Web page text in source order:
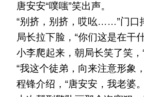
唐安安“噗嗤”笑出声。
“别挤，别挤，哎吆……”门口
局长拉下脸，“你们这是在干
小李爬起来，朝局长笑了笑，
“我这个徒弟，向来注意形象
程锋介绍，“唐安安，我老婆